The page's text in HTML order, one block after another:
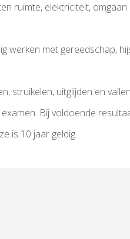
ruimte, elektriciteit, omgaan
werken met gereedschap,
struikelen, uitglijden en vallen
Bij voldoende
is 10 jaar geldig.